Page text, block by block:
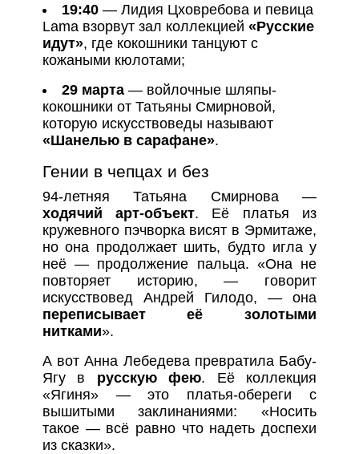
19:40— Лидия Цховребова и певица
Lama взорвут зал коллекцией «Русские
идут», где кокошники танцуют с
кожаными кюлотами;
29 марта— войлочные шляпы-
кокошники от Татьяны Смирновой,
которую искусствоведы называют
«Шанелью в сарафане».
Гении в чепцах и без
94-летняя Татьяна Смирнова —
ходячий арт-объект. Её платья из
кружевного пэчворка висят в Эрмитаже,
но она продолжает шить, будто игла у
неё — продолжение пальца. «Она не
повторяет историю, — говорит
искусствовед Андрей Гилодо, — она
переписывает её золотыми
нитками».
А вот Анна Лебедева превратила Бабу-
Ягу в русскую фею. Её коллекция
«Ягиня» — это платья-обереги с
вышитыми заклинаниями: «Носить
такое — всё равно что надеть доспехи
из сказки».